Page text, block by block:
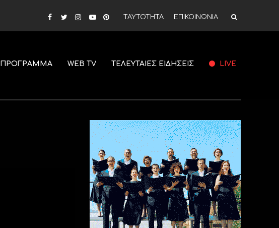
ΤΑΥΤΟΤΗΤΑ ΕΠΙΚΟΙΝΩΝΙΑ
ΠΡΟΓΡΑΜΜΑ WEB TV ΤΕΛΕΥΤΑΙΕΣ ΕΙΔΗΣΕΙΣ LIVE